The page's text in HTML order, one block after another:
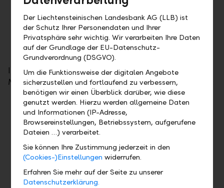
Emittentenrating: Aa3
Gegenparteirisikenrating: Aa1
Ausblick: Stabil
Im Wesentlichen sind die folgenden Punkte gemäss
Moody's für das positive Rating der LLB massgebend:
das stabile Marktumfeld in der Schweiz und
Liechtenstein,
die soliden finanziellen Fundamentaldaten,
Refinanzierungssituation,
Land Liechtenstein).
Der Liechtensteinischen Landesbank AG (LLB) ist
der Schutz Ihrer Personendaten und Ihrer
Privatsphäre sehr wichtig. Wir verarbeiten Ihre Daten
auf der Grundlage der EU-Datenschutz-
Grundverordnung (DSGVO).
Um die Funktionsweise der digitalen Angebote
sicherzustellen und fortlaufend zu verbessern,
benötigen wir einen Überblick darüber, wie diese
genutzt werden. Hierzu werden allgemeine Daten
und Informationen (IP-Adresse,
Browsereinstellungen, Betriebssystem, aufgerufene
Dateien …) verarbeitet.
Sie können Ihre Zustimmung jederzeit in den
(Cookies-)Einstellungen widerrufen.
Erfahren Sie mehr auf der Seite zu unserer
Datenschutzerklärung.